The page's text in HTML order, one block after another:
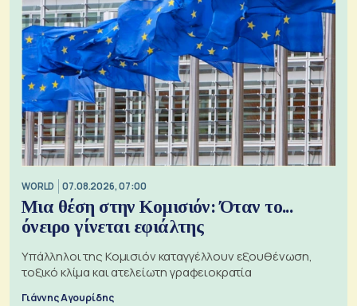
WORLD 07.08.2026, 07:00
Μια θέση στην Κομισιόν: Όταν το...
όνειρο γίνεται εφιάλτης
Υπάλληλοι της Κομισιόν καταγγέλλουν εξουθένωση,
τοξικό κλίμα και ατελείωτη γραφειοκρατία
Γιάννης Αγουρίδης